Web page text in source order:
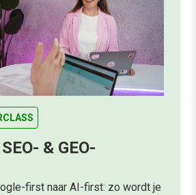
& GEO-
first naar AI-first: zo wordt je